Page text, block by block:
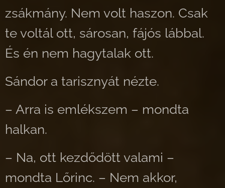
zsákmány. Nem volt haszon. Csak
te voltál ott, sárosan, fájós lábbal.
És én nem hagytalak ott.
Sándor a tarisznyát nézte.
– Arra is emlékszem – mondta
halkan.
– Na, ott kezdődött valami –
mondta Lőrinc. – Nem akkor,